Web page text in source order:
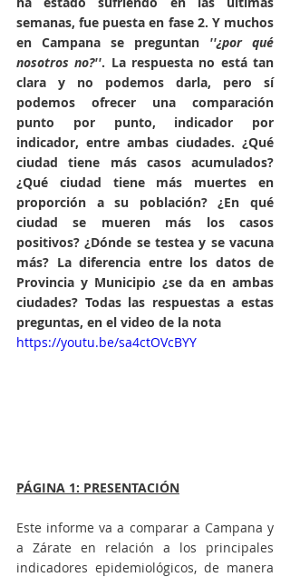
semanas, fue puesta en fase 2. Y muchos
en Campana se preguntan ''¿por qué
nosotros no?''. La respuesta no está tan
clara y no podemos darla, pero sí
podemos ofrecer una comparación
punto por punto, indicador por
indicador, entre ambas ciudades. ¿Qué
ciudad tiene más casos acumulados?
¿Qué ciudad tiene más muertes en
proporción a su población? ¿En qué
ciudad se mueren más los casos
positivos? ¿Dónde se testea y se vacuna
más? La diferencia entre los datos de
Provincia y Municipio ¿se da en ambas
ciudades? Todas las respuestas a estas
preguntas, en el video de la nota
https://youtu.be/sa4ctOVcBYY
PÁGINA 1: PRESENTACIÓN
Este informe va a comparar a Campana y
a Zárate en relación a los principales
indicadores epidemiológicos, de manera